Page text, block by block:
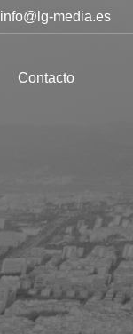
info@lg-media.es
Contacto